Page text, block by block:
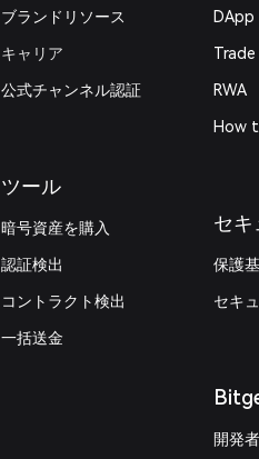
ブランドリソース
キャリア
公式チャンネル認証
ツール
暗号資産を購入
認証検出
コントラクト検出
一括送金
DApp
Trade
RWA
How
セキ
保護
セキ
開発